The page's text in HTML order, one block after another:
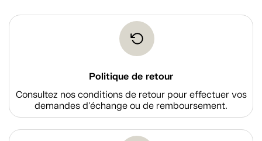
Politique de retour
Consultez nos conditions de retour pour effectuer vos
demandes d'échange ou de remboursement.